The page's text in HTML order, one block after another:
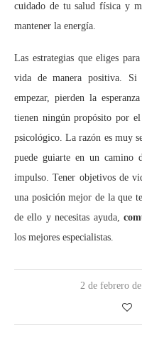
cuidado de tu salud física y
mantener la energía.
Las estrategias que eliges
vida de manera positiva. Si
empezar, pierden la
tienen ningún propósito por
psicológico. La razón es muy
puede guiarte en un camino
impulso. Tener objetivos de
una posición mejor de la que
de ello y necesitas ayuda,
los mejores especialistas.
2 de febrero